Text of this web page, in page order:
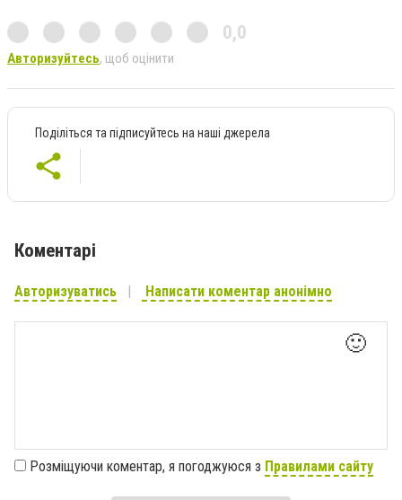
0,0
Авторизуйтесь, щоб оцінити
Поділіться та підписуйтесь на наші джерела
Коментарі
Авторизуватись Написати коментар анонімно
🙂
Розміщуючи коментар, я погоджуюся з Правилами сайту